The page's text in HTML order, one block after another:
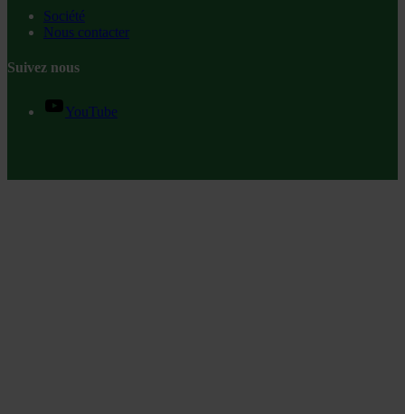
Société
Nous contacter
Suivez nous
YouTube